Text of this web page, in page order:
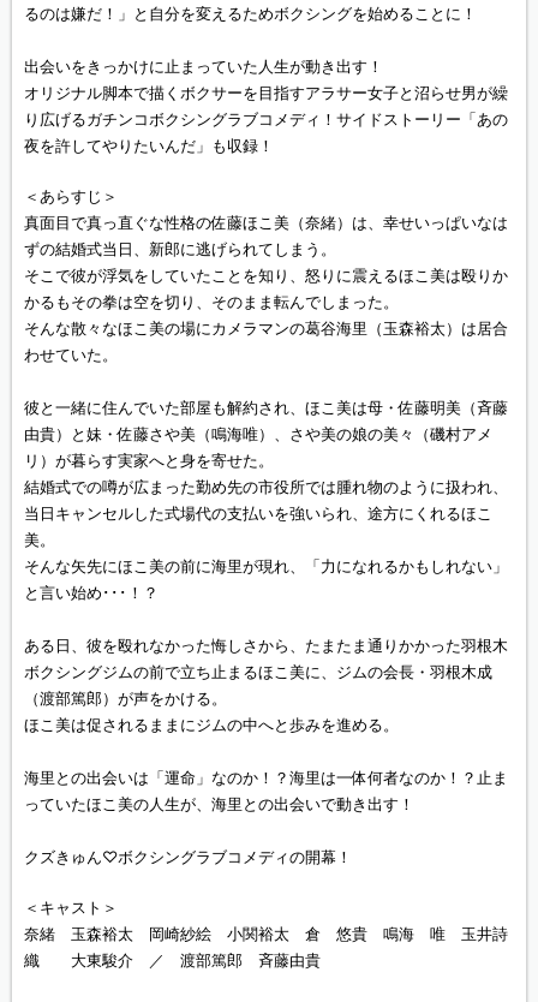
るのは嫌だ！」と自分を変えるためボクシングを始めることに！
出会いをきっかけに止まっていた人生が動き出す！
オリジナル脚本で描くボクサーを目指すアラサー女子と沼らせ男が繰
り広げるガチンコボクシングラブコメディ！サイドストーリー「あの
夜を許してやりたいんだ」も収録！
＜あらすじ＞
真面目で真っ直ぐな性格の佐藤ほこ美（奈緒）は、幸せいっぱいなは
ずの結婚式当日、新郎に逃げられてしまう。
そこで彼が浮気をしていたことを知り、怒りに震えるほこ美は殴りか
かるもその拳は空を切り、そのまま転んでしまった。
そんな散々なほこ美の場にカメラマンの葛谷海里（玉森裕太）は居合
わせていた。
彼と一緒に住んでいた部屋も解約され、ほこ美は母・佐藤明美（斉藤
由貴）と妹・佐藤さや美（鳴海唯）、さや美の娘の美々（磯村アメ
リ）が暮らす実家へと身を寄せた。
結婚式での噂が広まった勤め先の市役所では腫れ物のように扱われ、
当日キャンセルした式場代の支払いを強いられ、途方にくれるほこ
美。
そんな矢先にほこ美の前に海里が現れ、「力になれるかもしれない」
と言い始め･･･！？
ある日、彼を殴れなかった悔しさから、たまたま通りかかった羽根木
ボクシングジムの前で立ち止まるほこ美に、ジムの会長・羽根木成
（渡部篤郎）が声をかける。
ほこ美は促されるままにジムの中へと歩みを進める。
海里との出会いは「運命」なのか！？海里は一体何者なのか！？止ま
っていたほこ美の人生が、海里との出会いで動き出す！
クズきゅん♡ボクシングラブコメディの開幕！
＜キャスト＞
奈緒 玉森裕太 岡崎紗絵 小関裕太 倉 悠貴 鳴海 唯 玉井詩
織 大東駿介 ／ 渡部篤郎 斉藤由貴